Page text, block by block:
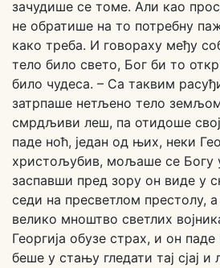
зачудише се томе. Али као
не обратише на то потребну
како треба. И говораху међу
тело било свето, Бог би то
било чудеса. – Са таквим
затрпаше нетљено тело
смрдљиви леш, па отидоше
паде ноћ, један од њих, неки
христољубив, мољаше се Богу
заспавши пред зору он виде у
седи на пресветлом престолу,
велико мноштво светлих
Георгија обузе страх, и он
беше у стању гледати тај сјај и